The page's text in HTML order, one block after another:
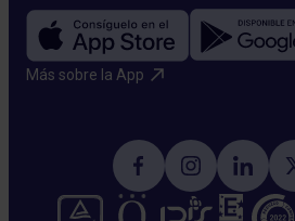
Más sobre la App​